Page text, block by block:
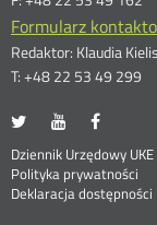
Formularz
Redaktor: Klaudia
T: +48 22 53 49 299
UKE
portalu
Twitter
Otwórz
nowym
oknie
UKE
portalu
Youtube
Otwórz
nowym
oknie
portalu
nowym
oknie
Stopka
Dziennik Urzędowy UKE
Polityka prywatności
w
Deklaracja dostępności